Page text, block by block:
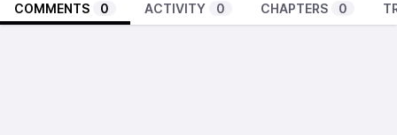
COMMENTS 0 ACTIVITY 0 CHAPTERS 0